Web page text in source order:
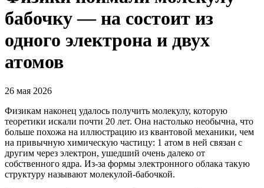
бабочку — на состоит из
одного электрона и двух
атомов
26 мая 2026
Физикам наконец удалось получить молекулу, которую
теоретики искали почти 20 лет. Она настолько необычна, что
больше похожа на иллюстрацию из квантовой механики, чем
на привычную химическую частицу: 1 атом в ней связан с
другим через электрон, ушедший очень далеко от
собственного ядра. Из-за формы электронного облака такую
структуру называют молекулой-бабочкой.